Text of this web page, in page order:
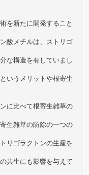
を新たに開発すること
酸メチルは、ストリゴ
な構造を有していまし
いうメリットや根寄生
に比べて根寄生雑草の
生雑草の防除の一つの
リゴラクトンの生産を
共生にも影響を与えて